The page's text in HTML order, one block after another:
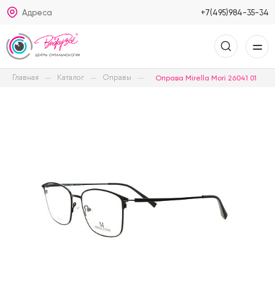
Адреса +7(495)984-35-34
Главная Каталог Оправы Оправа Mirella Mori 26041 01